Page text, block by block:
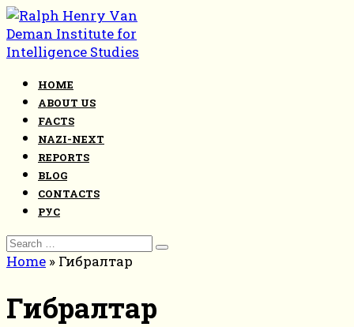
Skip
to
content
HOME
ABOUT US
FACTS
NAZI-NEXT
REPORTS
BLOG
CONTACTS
РУС
Search
for:
Home » Гибралтар
Гибралтар